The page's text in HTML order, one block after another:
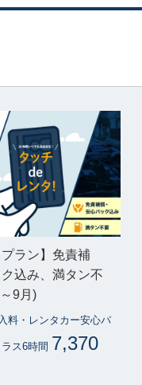
プラン】免責補
込み、満タン不
9月)
料・レンタカー安心パ
ス6時間 7,370